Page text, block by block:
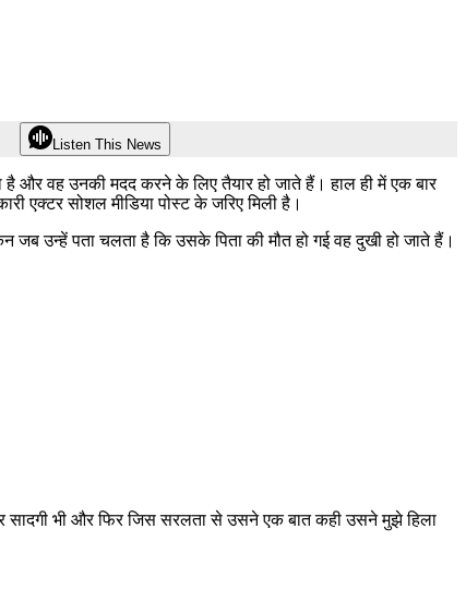
Listen This News
और वह उनकी मदद करने के लिए तैयार हो जाते हैं। हाल ही में एक बार
एक्टर सोशल मीडिया पोस्ट के जरिए मिली है।
उन्हें पता चलता है कि उसके पिता की मौत हो गई वह दुखी हो जाते हैं।
सादगी भी और फिर जिस सरलता से उसने एक बात कही उसने मुझे हिला